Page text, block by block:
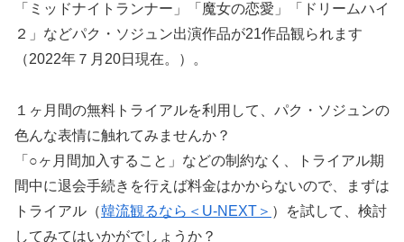
「ミッドナイトランナー」「魔女の恋愛」「ドリームハイ
２」などパク・ソジュン出演作品が21作品観られます
（2022年７月20日現在。）。
１ヶ月間の無料トライアルを利用して、パク・ソジュンの
色んな表情に触れてみませんか？
「○ヶ月間加入すること」などの制約なく、トライアル期
間中に退会手続きを行えば料金はかからないので、まずは
トライアル（韓流観るなら＜U-NEXT＞ ）を試して、検討
してみてはいかがでしょうか？